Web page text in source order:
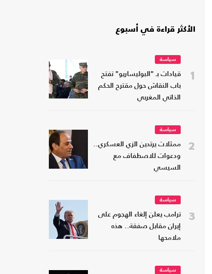
الأكثر قراءة في أسبوع
1
سياسة
قيادات بـ "البوليساريو" تفتح
باب النقاش حول مقترح الحكم
الذاتي المغربي
2
سياسة
ممثلات يرتدين الزي العسكري..
ودعوات للاصطفاف مع
السيسي
3
سياسة
ترامب يعلن إلغاء الهجوم على
إيران مقابل صفقة.. هذه
ملامحها
سياسة